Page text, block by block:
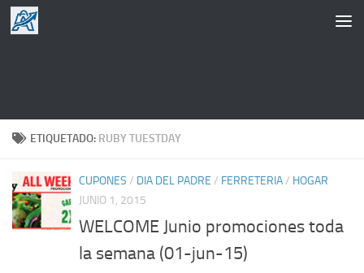
Saltar al contenido
ETIQUETADO: RUBY TUESTDAY
CUPONES / DIA DEL PADRE / FERRETERIA/ HOGAR
JUNIO 1, 2015
WELCOME Junio promociones toda
la semana (01-jun-15)